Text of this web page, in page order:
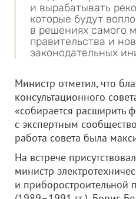
и вырабатывать
которые будут
в решениях самого
правительства и
законодательных
Министр отметил, что
консультационного
«собирается расширить
с экспертным
работа совета была
На встрече
министр
и приборостроительной